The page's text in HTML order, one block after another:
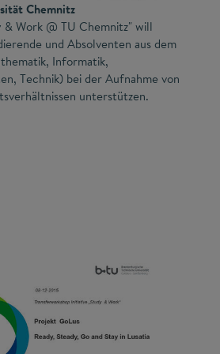
Chemnitz
& Work @ TU Chemnitz" will
und Absolventen aus dem
Informatik,
Technik) bei der Aufnahme von
unterstützen.